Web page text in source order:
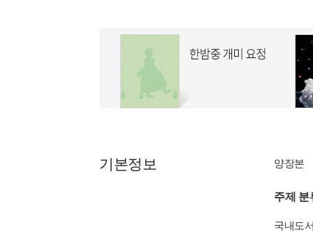
기본정보 양장본
주제 분
국내도